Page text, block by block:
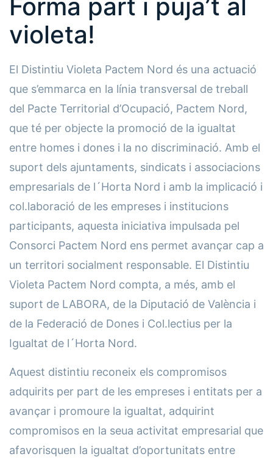
Forma part i puja’t al
violeta!
El Distintiu Violeta Pactem Nord és una actuació
que s’emmarca en la línia transversal de treball
del Pacte Territorial d’Ocupació, Pactem Nord,
que té per objecte la promoció de la igualtat
entre homes i dones i la no discriminació. Amb el
suport dels ajuntaments, sindicats i associacions
empresarials de l´Horta Nord i amb la implicació i
col.laboració de les empreses i institucions
participants, aquesta iniciativa impulsada pel
Consorci Pactem Nord ens permet avançar cap a
un territori socialment responsable. El Distintiu
Violeta Pactem Nord compta, a més, amb el
suport de LABORA, de la Diputació de València i
de la Federació de Dones i Col.lectius per la
Igualtat de l´Horta Nord.
Aquest distintiu reconeix els compromisos
adquirits per part de les empreses i entitats per a
avançar i promoure la igualtat, adquirint
compromisos en la seua activitat empresarial que
afavorisquen la igualtat d’oportunitats entre